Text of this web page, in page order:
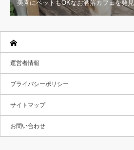
美園にペットもOKなお洒落カフェを発見
運営者情報
プライバシーポリシー
サイトマップ
お問い合わせ